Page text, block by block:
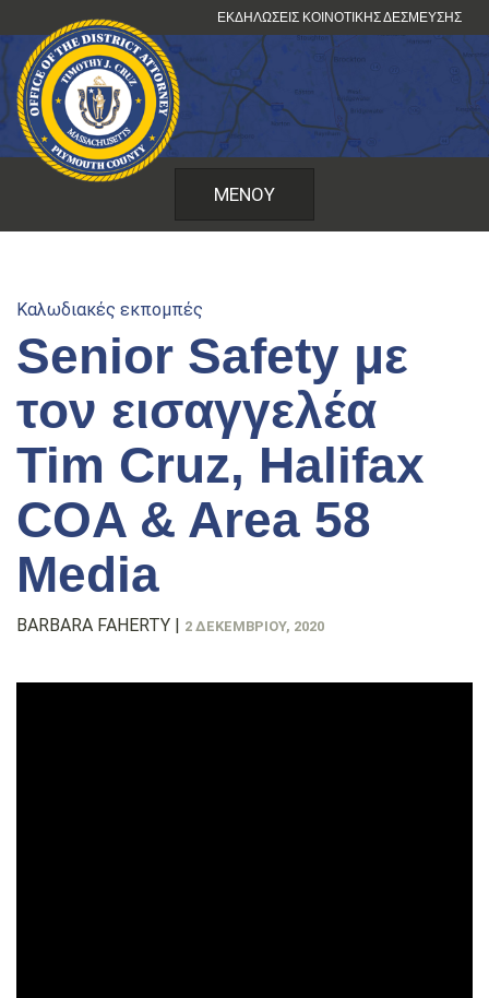
στο
περιεχόμενο
ΕΚΔΗΛΏΣΕΙΣ ΚΟΙΝΟΤΙΚΉΣ ΔΈΣΜΕΥΣΗΣ
ΜΕΝΟΎ
Καλωδιακές εκπομπές
Senior Safety με
τον εισαγγελέα
Tim Cruz, Halifax
COA & Area 58
Media
BARBARA FAHERTY | 2 ΔΕΚΕΜΒΡΊΟΥ, 2020